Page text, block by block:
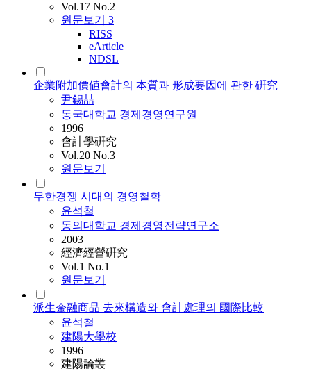
Vol.17 No.2
원문보기 3
RISS
eArticle
NDSL
企業附加價値會計의 本質과 形成要因에 관한 硏究
尹錫喆
동국대학교 경제경영연구원
1996
會計學硏究
Vol.20 No.3
원문보기
무한경쟁 시대의 경영철학
윤석철
동의대학교 경제경영전략연구소
2003
經濟經營硏究
Vol.1 No.1
원문보기
派生金融商品 去來構造와 會計處理의 國際比較
윤석철
建陽大學校
1996
建陽論叢